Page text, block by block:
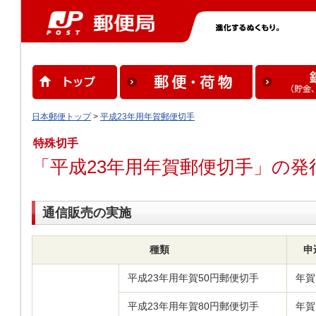
日本郵便トップ> 平成23年用年賀郵便切手
特殊切手
「平成23年用年賀郵便切手」の
通信販売の実施
種類 申
平成23年用年賀50円郵便切手 年
平成23年用年賀80円郵便切手 年